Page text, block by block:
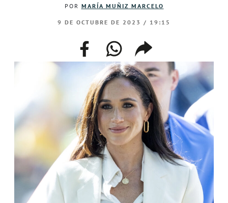
POR MARÍA MUÑIZ MARCELO
9 DE OCTUBRE DE 2023 / 19:15
facebookwhatsappcompartir
enlace